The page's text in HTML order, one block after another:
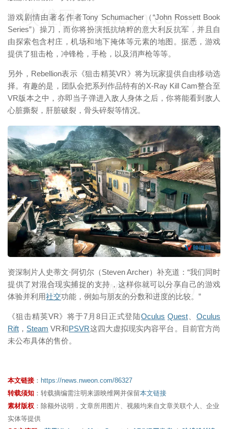
游戏剧情由著名作者Tony Schumacher（“John Rossett Book
Series”）操刀，而你将扮演抵抗纳粹的意大利反抗军，并且自
由探索包含村庄，机场和地下掩体等元素的地图。据悉，游戏
提供了狙击枪，冲锋枪，手枪，以及消声枪等等。
另外，Rebellion表示《狙击精英VR》将为玩家提供自由移动选
择。有趣的是，团队会把系列作品特有的X-Ray Kill Cam整合至
VR版本之中，亦即当子弹进入敌人身体之后，你将能看到敌人
心脏撕裂，肝脏破裂，骨头碎裂等情况。
资深制片人史蒂文·阿切尔（Steven Archer）补充道：“我们同时
提供了对混合现实捕捉的支持，这样你就可以分享自己的游戏
体验并利用社交功能，例如与朋友的分数和进度的比较。”
《狙击精英VR》将于7月8日正式登陆Oculus Quest 、Oculus
Rift ， Steam VR和PSVR这四大虚拟现实内容平台。目前官方尚
未公布具体的售价。
映维网（nweon.com）
映维网（nweon.com）
映维网（nweon.com）
本文链接 ： https://news.nweon.com/86327
转载须知 ：转载摘编需注明来源映维网并保留本文链接
素材版权 ：除额外说明，文章所用图片、视频均来自文章关联个人、企业
实体等提供